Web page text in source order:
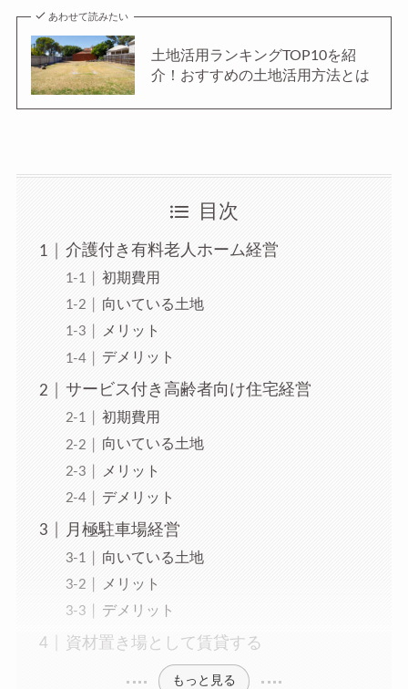
あわせて読みたい
土地活用ランキングTOP10を紹
介！おすすめの土地活用方法とは
目次
介護付き有料老人ホーム経営
初期費用
向いている土地
メリット
デメリット
サービス付き高齢者向け住宅経営
初期費用
向いている土地
メリット
デメリット
月極駐車場経営
向いている土地
メリット
デメリット
資材置き場として賃貸する
もっと見る